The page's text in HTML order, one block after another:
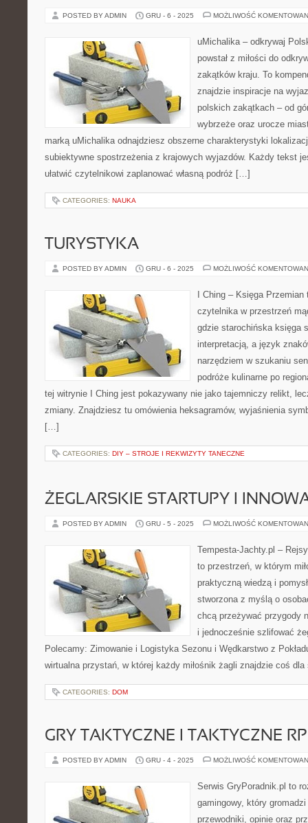
POSTED BY ADMIN GRU - 6 - 2025 MOŻLIWOŚĆ
uMichalika – odkrywaj
powstał z miłości do
zakątków kraju. To
znajdzie inspiracje na
polskich zakątkach – od
wybrzeże oraz urocze
marką uMichalika odnajdziesz obszerne charakterystyki
subiektywne spostrzeżenia z krajowych wyjazdów. Każdy tekst
ułatwić czytelnikowi zaplanować własną podróż […]
CATEGORIES: NAUKA
TURYSTYKA
POSTED BY ADMIN GRU - 6 - 2025 MOŻLIWOŚĆ
I Ching – Księga
czytelnika w przestrzeń
gdzie starochińska księga
interpretacją, a język
narzędziem w szukaniu
podróże kulinarne po
tej witrynie I Ching jest pokazywany nie jako tajemniczy relikt,
zmiany. Znajdziesz tu omówienia heksagramów, wyjaśnienia
[…]
CATEGORIES: DIY – STROJE I REKWIZYTY TANECZNE
ŻEGLARSKIE STARTUPY I
POSTED BY ADMIN GRU - 5 - 2025 MOŻLIWOŚĆ
Tempesta-Jachty.pl –
to przestrzeń, w którym
praktyczną wiedzą i
stworzona z myślą o
chcą przeżywać przygody
i jednocześnie szlifować
Polecamy: Zimowanie i Logistyka Sezonu i Wędkarstwo z
wirtualna przystań, w której każdy miłośnik żagli znajdzie coś
CATEGORIES: DOM
GRY TAKTYCZNE I TAKTYCZNE
POSTED BY ADMIN GRU - 4 - 2025 MOŻLIWOŚĆ
Serwis GryPoradnik.pl to
gamingowy, który
przewodniki, opinie oraz